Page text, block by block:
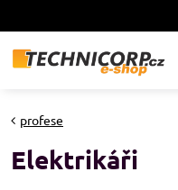
profese
Elektrikáři